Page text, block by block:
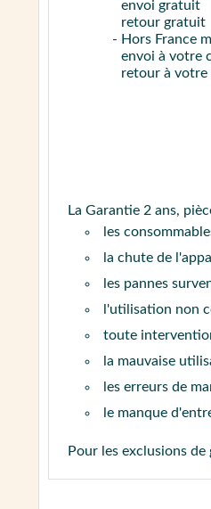
envoi gratuit
retour gratuit
- Hors France
envoi à votre
retour à votre
La Garantie 2 ans,
les
la chute de
les pannes
l'utilisation non
toute
la mauvaise
les erreurs de
le manque
Pour les exclusions